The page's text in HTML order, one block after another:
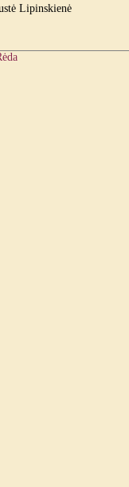
Lipinskienė